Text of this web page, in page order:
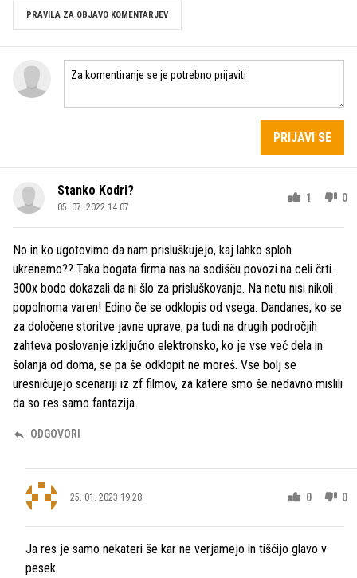
PRAVILA ZA OBJAVO KOMENTARJEV
PRIJAVI SE
Stanko Kodri?
05. 07. 2022 14.07
1 0
No in ko ugotovimo da nam prisluškujejo, kaj lahko sploh
ukrenemo?? Taka bogata firma nas na sodišču povozi na celi črti .
300x bodo dokazali da ni šlo za prisluškovanje. Na netu nisi nikoli
popolnoma varen! Edino če se odklopis od vsega. Dandanes, ko se
za določene storitve javne uprave, pa tudi na drugih področjih
zahteva poslovanje izključno elektronsko, ko je vse več dela in
šolanja od doma, se pa še odklopit ne moreš. Vse bolj se
uresničujejo scenariji iz zf filmov, za katere smo še nedavno mislili
da so res samo fantazija.
ODGOVORI
25. 01. 2023 19.28 0 0
Ja res je samo nekateri še kar ne verjamejo in tiščijo glavo v
pesek.